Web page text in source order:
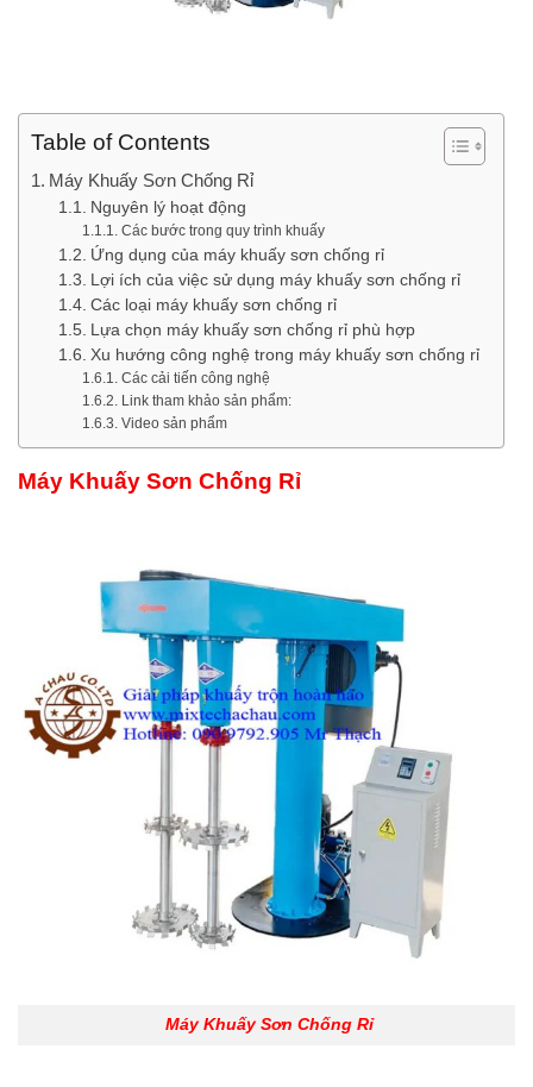
Table of Contents
Máy Khuấy Sơn Chống Rỉ
Nguyên lý hoạt động
Các bước trong quy trình khuấy
Ứng dụng của máy khuấy sơn chống rỉ
Lợi ích của việc sử dụng máy khuấy sơn chống rỉ
Các loại máy khuấy sơn chống rỉ
Lựa chọn máy khuấy sơn chống rỉ phù hợp
Xu hướng công nghệ trong máy khuấy sơn chống rỉ
Các cải tiến công nghệ
Link tham khảo sản phẩm:
Video sản phẩm
Máy Khuấy Sơn Chống Rỉ
Máy Khuấy Sơn Chống Rỉ